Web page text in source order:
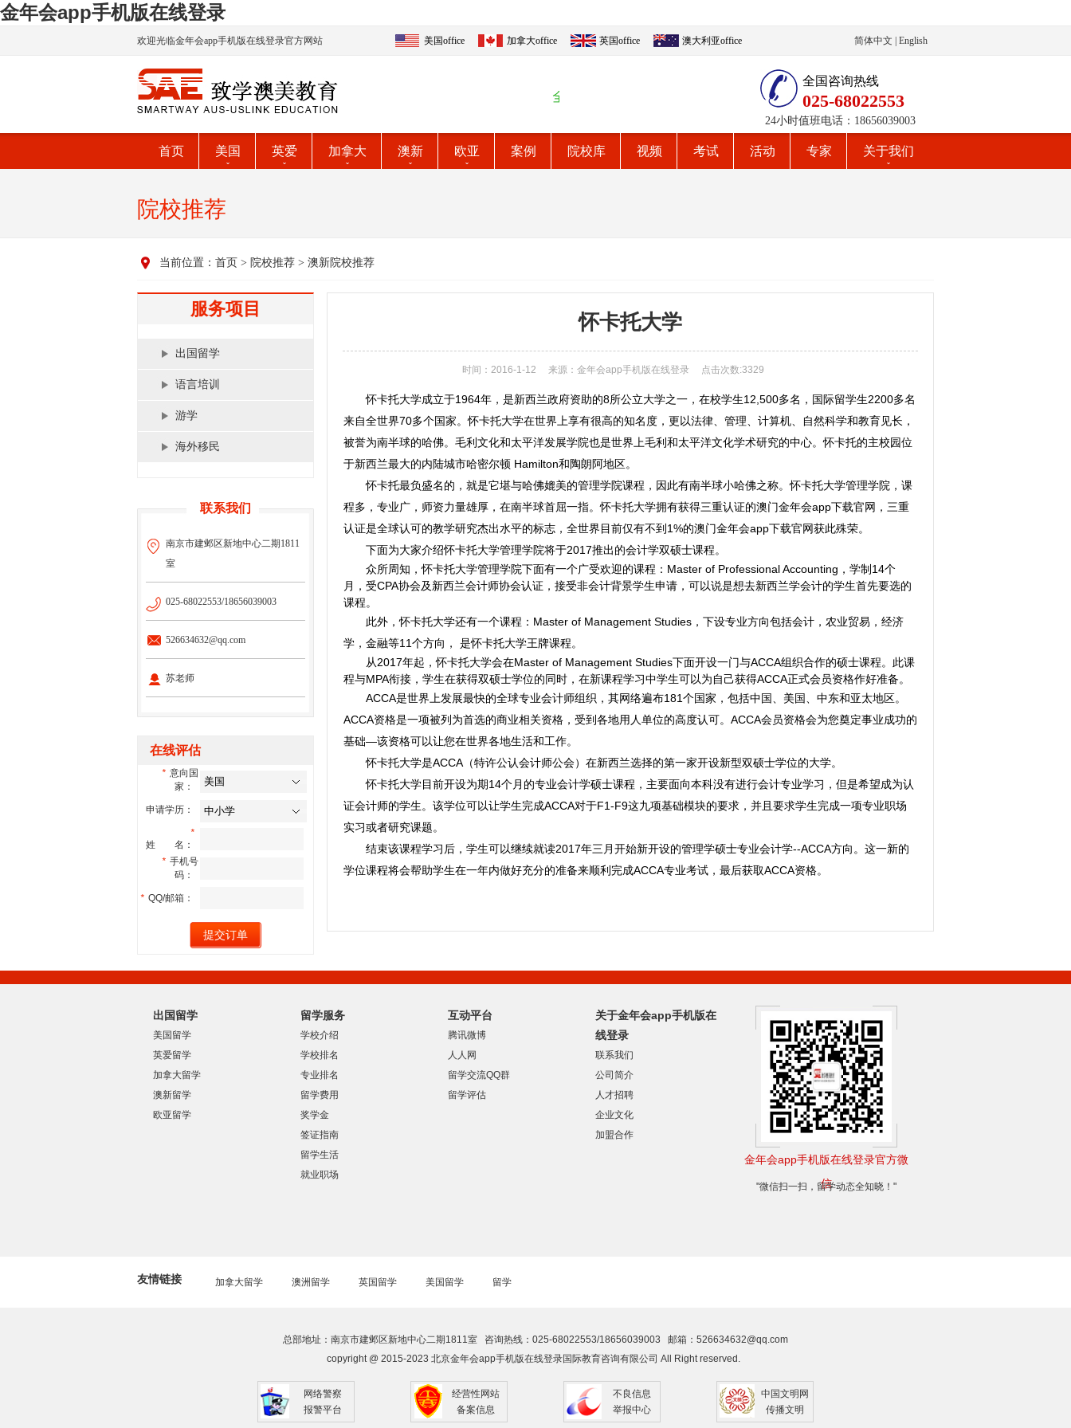
金年会app手机版在线登录
欢迎光临金年会app手机版在线登录官方网站 美国office 加拿大office 英国office 澳大利亚office 简体中文 English
全国咨询热线
025-68022553
24小时值班电话：18656039003
首页 美国 英爱 加拿大 澳新 欧亚 案例 院校库 视频 考试 活动 专家 关于我们
院校推荐
当前位置： 首页 > 院校推荐 > 澳新院校推荐
服务项目
出国留学
语言培训
游学
海外移民
联系我们
南京市建邺区新地中心二期1811
室
025-68022553/18656039003
526634632@qq.com
苏老师
在线评估
* 意向国
家：
申请学历：
*
姓 名：
* 手机号
码：
* QQ/邮箱：
怀卡托大学
时间：2016-1-12 来源：金年会app手机版在线登录 点击次数:3329
怀卡托大学成立于1964年，是新西兰政府资助的8所公立大学之一，在校学生12,500多名，国际留学生2200多名
来自全世界70多个国家。怀卡托大学在世界上享有很高的知名度，更以法律、管理、计算机、自然科学和教育见长，
被誉为南半球的哈佛。毛利文化和太平洋发展学院也是世界上毛利和太平洋文化学术研究的中心。怀卡托的主校园位
于新西兰最大的内陆城市哈密尔顿 Hamilton和陶朗阿地区。
怀卡托最负盛名的，就是它堪与哈佛媲美的管理学院课程，因此有南半球小哈佛之称。怀卡托大学管理学院，课
程多，专业广，师资力量雄厚，在南半球首屈一指。怀卡托大学拥有获得三重认证的澳门金年会app下载官网，三重
认证是全球认可的教学研究杰出水平的标志，全世界目前仅有不到1%的澳门金年会app下载官网获此殊荣。
下面为大家介绍怀卡托大学管理学院将于2017推出的会计学双硕士课程。
众所周知，怀卡托大学管理学院下面有一个广受欢迎的课程：Master of Professional Accounting，学制14个
月，受CPA协会及新西兰会计师协会认证，接受非会计背景学生申请，可以说是想去新西兰学会计的学生首先要选的
课程。
此外，怀卡托大学还有一个课程：Master of Management Studies，下设专业方向包括会计，农业贸易，经济
学，金融等11个方向， 是怀卡托大学王牌课程。
从2017年起，怀卡托大学会在Master of Management Studies下面开设一门与ACCA组织合作的硕士课程。此课
程与MPA衔接，学生在获得双硕士学位的同时，在新课程学习中学生可以为自己获得ACCA正式会员资格作好准备。
ACCA是世界上发展最快的全球专业会计师组织，其网络遍布181个国家，包括中国、美国、中东和亚太地区。
ACCA资格是一项被列为首选的商业相关资格，受到各地用人单位的高度认可。ACCA会员资格会为您奠定事业成功的
基础—该资格可以让您在世界各地生活和工作。
怀卡托大学是ACCA（特许公认会计师公会）在新西兰选择的第一家开设新型双硕士学位的大学。
怀卡托大学目前开设为期14个月的专业会计学硕士课程，主要面向本科没有进行会计专业学习，但是希望成为认
证会计师的学生。该学位可以让学生完成ACCA对于F1-F9这九项基础模块的要求，并且要求学生完成一项专业职场
实习或者研究课题。
结束该课程学习后，学生可以继续就读2017年三月开始新开设的管理学硕士专业会计学--ACCA方向。这一新的
学位课程将会帮助学生在一年内做好充分的准备来顺利完成ACCA专业考试，最后获取ACCA资格。
出国留学
美国留学
英爱留学
加拿大留学
澳新留学
欧亚留学
留学服务
学校介绍
学校排名
专业排名
留学费用
奖学金
签证指南
留学生活
就业职场
互动平台
腾讯微博
人人网
留学交流QQ群
留学评估
关于金年会app手机版在
线登录
联系我们
公司简介
人才招聘
企业文化
加盟合作
金年会app手机版在线登录官方微
信
"微信扫一扫，留学动态全知晓！"
友情链接 加拿大留学 澳洲留学 英国留学 美国留学 留学
总部地址：南京市建邺区新地中心二期1811室 咨询热线：025-68022553/18656039003 邮箱：526634632@qq.com
copyright @ 2015-2023 北京金年会app手机版在线登录国际教育咨询有限公司 All Right reserved.
网络警察
报警平台
经营性网站
备案信息
不良信息
举报中心
中国文明网
传播文明